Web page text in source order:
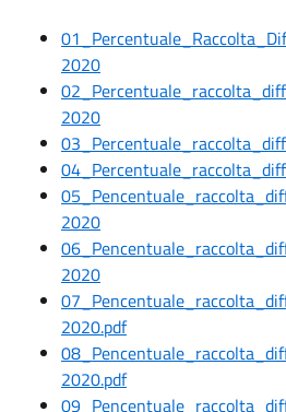
2020
2020
2020
2020
2020.pdf
2020.pdf